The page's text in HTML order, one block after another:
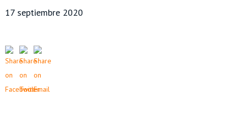
17 septiembre 2020